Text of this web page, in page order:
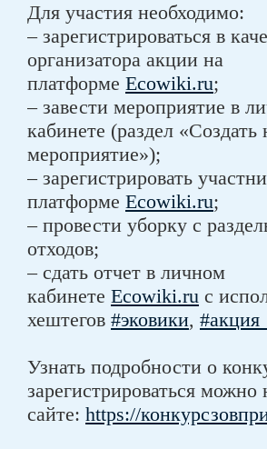
Для участия необходимо:
– зарегистрироваться в
организатора акции на
платформе Ecowiki.ru;
– завести мероприятие в
кабинете (раздел «Создать
мероприятие»);
– зарегистрировать
платформе Ecowiki.ru;
– провести уборку с
отходов;
– сдать отчет в личном
кабинете Ecowiki.ru с
хештегов #эковики,
Узнать подробности о
зарегистрироваться можно
сайте: https://